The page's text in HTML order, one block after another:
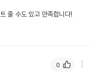
줄 수도 있고 만족합니다!
0